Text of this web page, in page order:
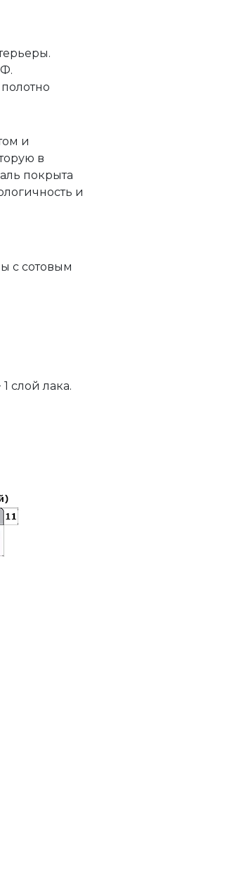
и
в
покрыта
и
с сотовым
слой лака.